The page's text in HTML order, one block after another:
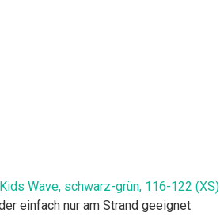
Wave, schwarz-grün, 116-122 (XS)
einfach nur am Strand geeignet